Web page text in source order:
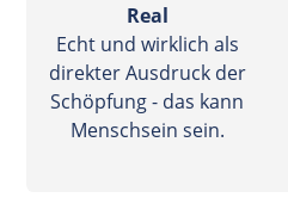
Real
Echt und wirklich als
direkter Ausdruck der
Schöpfung - das kann
Menschsein sein.